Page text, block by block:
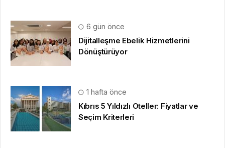
6 gün önce
Dijitalleşme Ebelik Hizmetlerini
Dönüştürüyor
1 hafta önce
Kıbrıs 5 Yıldızlı Oteller: Fiyatlar ve
Seçim Kriterleri